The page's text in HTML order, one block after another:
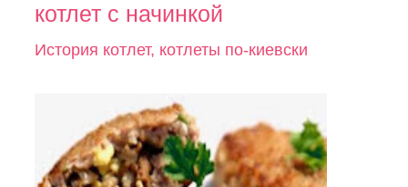
котлет с начинкой
История котлет, котлеты по-киевски